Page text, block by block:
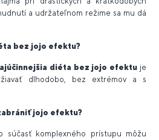
a udržateľnom režime sa mu dá
bez jojo efektu?
diéta bez jojo efektu je
dlhodobo, bez extrémov a s
jojo efektu?
súčasť komplexného prístupu môžu